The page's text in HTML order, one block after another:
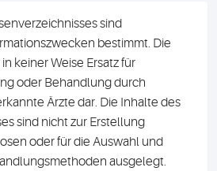
sind
bestimmt. Die
keiner Weise Ersatz für
oder Behandlung durch
Ärzte dar. Die Inhalte des
sind nicht zur Erstellung
oder für die Auswahl und
ausgelegt.